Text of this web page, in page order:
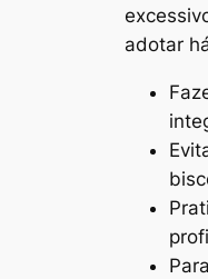
adotar